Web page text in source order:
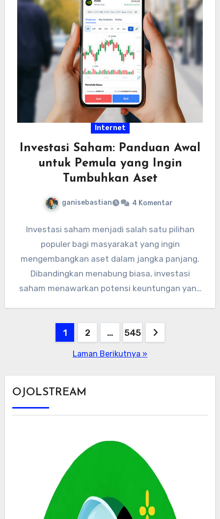
Internet
Investasi Saham: Panduan Awal
untuk Pemula yang Ingin
Tumbuhkan Aset
ganisebastian 4 Komentar
Investasi saham menjadi salah satu pilihan
populer bagi masyarakat yang ingin
mengembangkan aset dalam jangka panjang.
Dibandingkan menabung biasa, investasi
saham menawarkan potensi keuntungan yang
Paginasi
1 2 … 545
Laman Berikutnya »
OJOLSTREAM